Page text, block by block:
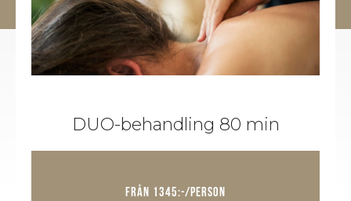
DUO-behandling 80 min
från 1345:-/person